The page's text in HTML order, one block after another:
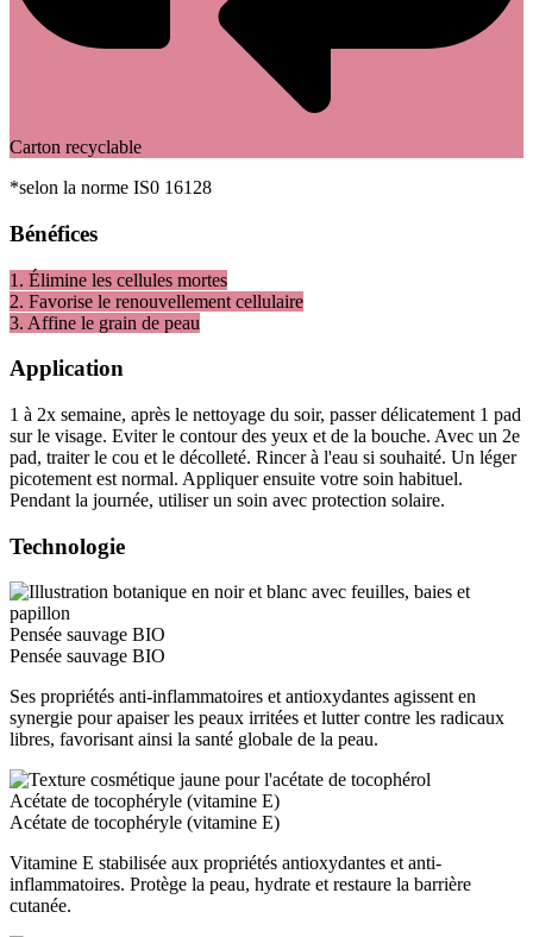
Carton recyclable
*selon la norme IS0 16128
Bénéfices
1. Élimine les cellules mortes
2. Favorise le renouvellement cellulaire
3. Affine le grain de peau
Application
1 à 2x semaine, après le nettoyage du soir, passer délicatement 1 pad
sur le visage. Eviter le contour des yeux et de la bouche. Avec un 2e
pad, traiter le cou et le décolleté. Rincer à l'eau si souhaité. Un léger
picotement est normal. Appliquer ensuite votre soin habituel.
Pendant la journée, utiliser un soin avec protection solaire.
Technologie
Pensée sauvage BIO
Pensée sauvage BIO
Ses propriétés anti-inflammatoires et antioxydantes agissent en
synergie pour apaiser les peaux irritées et lutter contre les radicaux
libres, favorisant ainsi la santé globale de la peau.
Acétate de tocophéryle (vitamine E)
Acétate de tocophéryle (vitamine E)
Vitamine E stabilisée aux propriétés antioxydantes et anti-
inflammatoires. Protège la peau, hydrate et restaure la barrière
cutanée.